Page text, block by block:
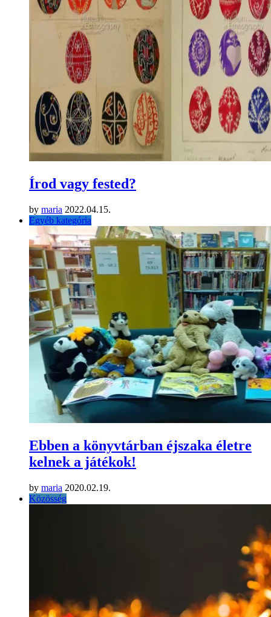
Írod vagy fested?
by maria 2022.04.15.
Egyéb kategória
Ebben a könyvtárban éjszaka életre
kelnek a játékok!
by maria 2020.02.19.
Közösség